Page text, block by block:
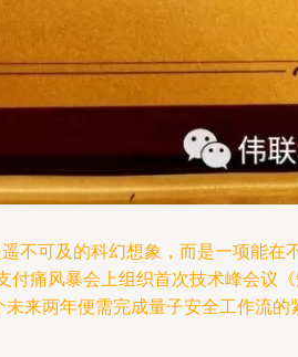
不可及的科幻想象，而是一项能在
付痛风暴会上组织首次技术峰会议
来两年便需完成量子安全工作流的